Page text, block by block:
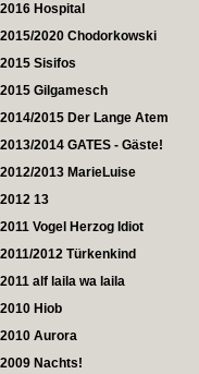
2016 Hospital
2015/2020 Chodorkowski
2015 Sisifos
2015 Gilgamesch
2014/2015 Der Lange Atem
2013/2014 GATES - Gäste!
2012/2013 MarieLuise
2012 13
2011 Vogel Herzog Idiot
2011/2012 Türkenkind
2011 alf laila wa laila
2010 Hiob
2010 Aurora
2009 Nachts!